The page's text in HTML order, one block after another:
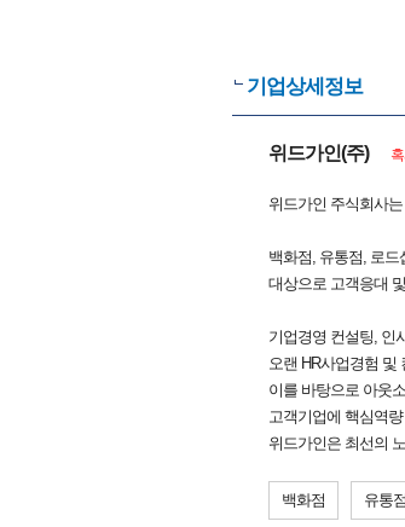
기업상세정보
위드가인(주)
위드가인 주식회사
백화점, 유통점, 로
대상으로 고객응대
기업경영 컨설팅, 인
오랜 HR사업경험 및
이를 바탕으로 아웃
고객기업에 핵심역
위드가인은 최선의
백화점 유통점